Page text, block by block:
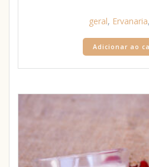
geral, Ervanaria,
Adicionar ao